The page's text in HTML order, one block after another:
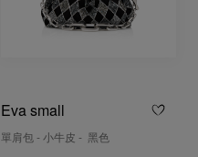
Eva small
單肩包 - 小牛皮 - 黑色